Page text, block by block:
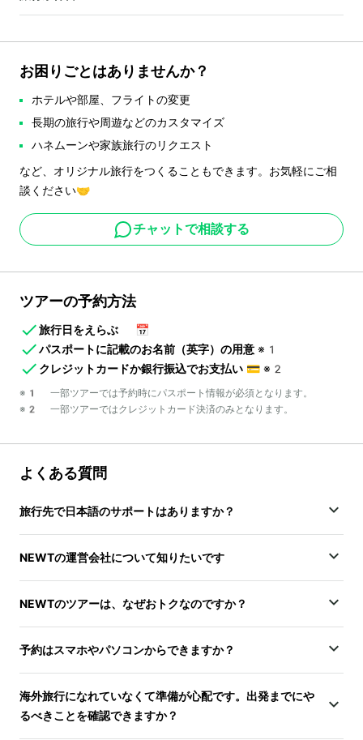
お困りごとはありませんか？
ホテルや部屋、フライトの変更
長期の旅行や周遊などのカスタマイズ
ハネムーンや家族旅行のリクエスト
など、オリジナル旅行をつくることもできます。お気軽にご相
談ください🤝
チャットで相談する
ツアーの予約方法
旅行日をえらぶ
📅
パスポートに記載のお名前（英字）の用意 ※1
クレジットカードか銀行振込でお支払い 💳 ※2
※1 一部ツアーでは予約時にパスポート情報が必須となります。
※2 一部ツアーではクレジットカード決済のみとなります。
よくある質問
旅行先で日本語のサポートはありますか？
NEWTの運営会社について知りたいです
NEWTのツアーは、なぜおトクなのですか？
予約はスマホやパソコンからできますか？
海外旅行になれていなくて準備が心配です。出発までにや
るべきことを確認できますか？